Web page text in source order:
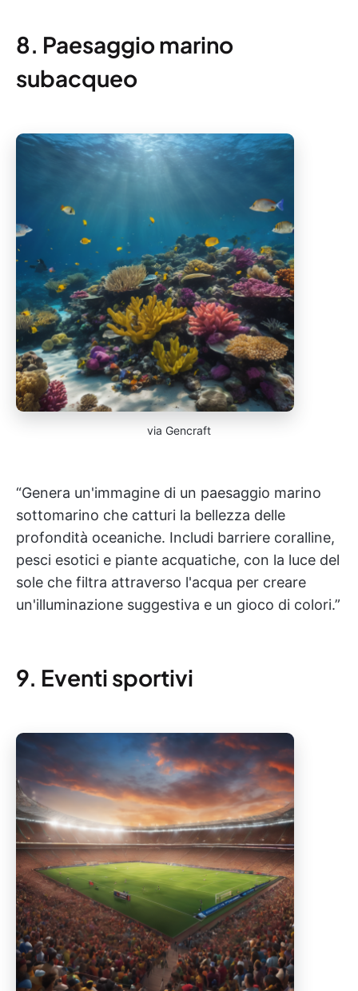
8. Paesaggio marino
subacqueo
via Gencraft
“Genera un'immagine di un paesaggio marino
sottomarino che catturi la bellezza delle
profondità oceaniche. Includi barriere coralline,
pesci esotici e piante acquatiche, con la luce del
sole che filtra attraverso l'acqua per creare
un'illuminazione suggestiva e un gioco di colori.”
9. Eventi sportivi